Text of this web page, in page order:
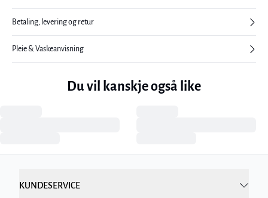
Betaling, levering og retur
Pleie & Vaskeanvisning
Du vil kanskje også like
KUNDESERVICE